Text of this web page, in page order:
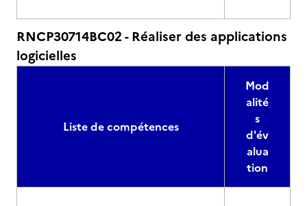
RNCP30714BC02 - Réaliser des applications
logicielles
Liste de compétences
Mod
alité
s
d'év
alua
tion